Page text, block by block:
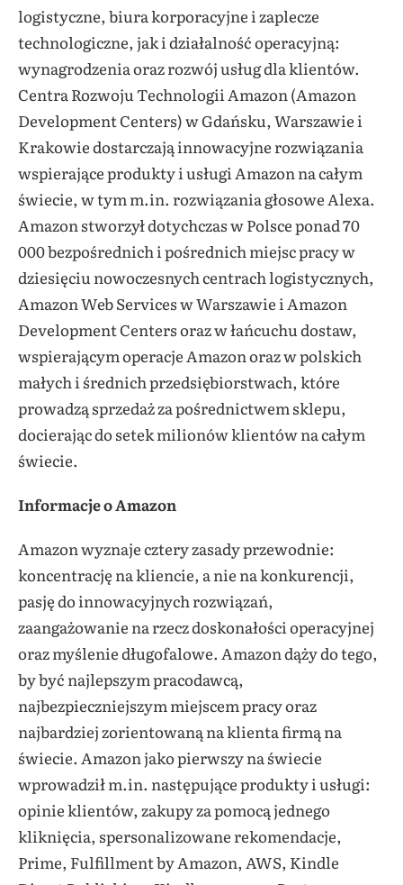
logistyczne, biura korporacyjne i zaplecze
technologiczne, jak i działalność operacyjną:
wynagrodzenia oraz rozwój usług dla klientów.
Centra Rozwoju Technologii Amazon (Amazon
Development Centers) w Gdańsku, Warszawie i
Krakowie dostarczają innowacyjne rozwiązania
wspierające produkty i usługi Amazon na całym
świecie, w tym m.in. rozwiązania głosowe Alexa.
Amazon stworzył dotychczas w Polsce ponad 70
000 bezpośrednich i pośrednich miejsc pracy w
dziesięciu nowoczesnych centrach logistycznych,
Amazon Web Services w Warszawie i Amazon
Development Centers oraz w łańcuchu dostaw,
wspierającym operacje Amazon oraz w polskich
małych i średnich przedsiębiorstwach, które
prowadzą sprzedaż za pośrednictwem sklepu,
docierając do setek milionów klientów na całym
świecie.
Informacje o Amazon
Amazon wyznaje cztery zasady przewodnie:
koncentrację na kliencie, a nie na konkurencji,
pasję do innowacyjnych rozwiązań,
zaangażowanie na rzecz doskonałości operacyjnej
oraz myślenie długofalowe. Amazon dąży do tego,
by być najlepszym pracodawcą,
najbezpieczniejszym miejscem pracy oraz
najbardziej zorientowaną na klienta firmą na
świecie. Amazon jako pierwszy na świecie
wprowadził m.in. następujące produkty i usługi:
opinie klientów, zakupy za pomocą jednego
kliknięcia, spersonalizowane rekomendacje,
Prime, Fulfillment by Amazon, AWS, Kindle